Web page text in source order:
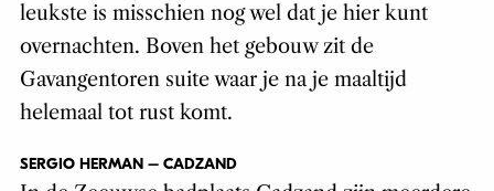
leukste is misschien nog wel dat je hier kunt
overnachten. Boven het gebouw zit de
Gavangentoren suite waar je na je maaltijd
helemaal tot rust komt.
SERGIO HERMAN – CADZAND